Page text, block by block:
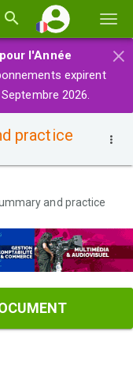
la×
l'Année
expirent
2026.
practice
and practice